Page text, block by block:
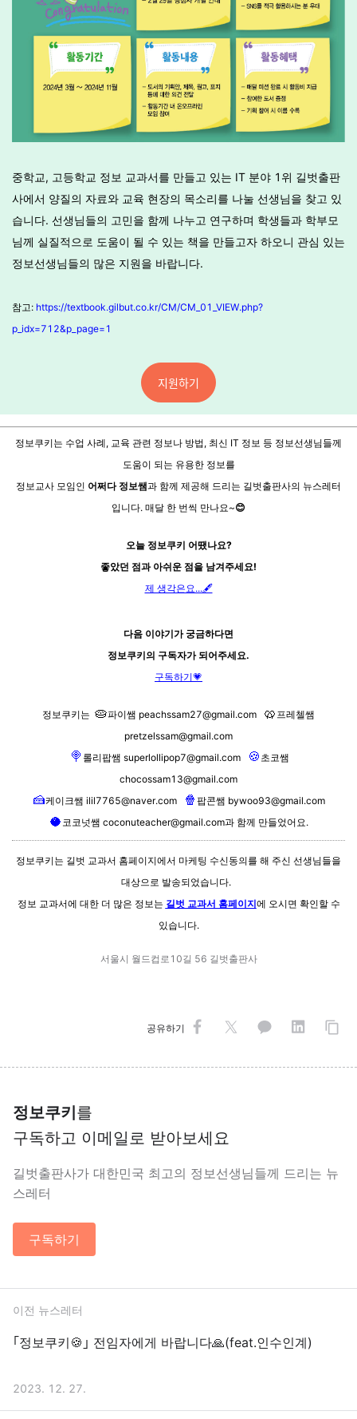
중학교, 고등학교 정보 교과서를 만들고 있는 IT 분야 1위 길벗출판
사에서 양질의 자료와 교육 현장의 목소리를 나눌 선생님을 찾고 있
습니다. 선생님들의 고민을 함께 나누고 연구하며 학생들과 학부모
님께 실질적으로 도움이 될 수 있는 책을 만들고자 하오니 관심 있는
정보선생님들의 많은 지원을 바랍니다.
참고: https://textbook.gilbut.co.kr/CM/CM_01_VIEW.php?
p_idx=712&p_page=1
지원하기
정보쿠키는 수업 사례, 교육 관련 정보나 방법, 최신 IT 정보 등 정보선생님들께
도움이 되는 유용한 정보를
정보교사 모임인 어쩌다 정보쌤과 함께 제공해 드리는 길벗출판사의 뉴스레터
입니다. 매달 한 번씩 만나요~😊
오늘 정보쿠키 어땠나요?
좋았던 점과 아쉬운 점을 남겨주세요!
제 생각은요...🖋️
다음 이야기가 궁금하다면
정보쿠키의 구독자가 되어주세요.
구독하기💗
정보쿠키는 🥧파이쌤 peachssam27@gmail.com 🥨 프레첼쌤
pretzelssam@gmail.com
🍭 롤리팝쌤 superlollipop7@gmail.com 🍪 초코쌤
chocossam13@gmail.com
🍰케이크쌤 ilil7765@naver.com 🍿 팝콘쌤 bywoo93@gmail.com
🥥 코코넛쌤 coconuteacher@gmail.com과 함께 만들었어요.
정보쿠키는 길벗 교과서 홈페이지에서 마케팅 수신동의를 해 주신 선생님들을
대상으로 발송되었습니다.
정보 교과서에 대한 더 많은 정보는 길벗 교과서 홈페이지에 오시면 확인할 수
있습니다.
서울시 월드컵로10길 56 길벗출판사
공유하기
정보쿠키를
구독하고 이메일로 받아보세요
길벗출판사가 대한민국 최고의 정보선생님들께 드리는 뉴
스레터
구독하기
이전 뉴스레터
｢정보쿠키🍪｣ 전임자에게 바랍니다🙏(feat.인수인계)
2023. 12. 27.